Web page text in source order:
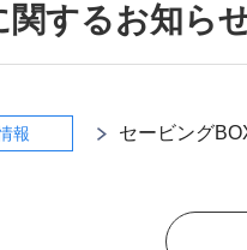
するお知ら
報 セービング